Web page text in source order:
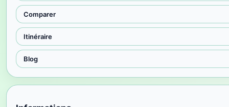
Comparer
Itinéraire
Blog